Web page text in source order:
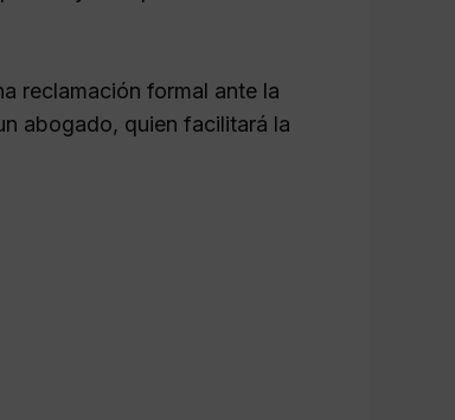
reclamación formal ante la
abogado, quien facilitará la